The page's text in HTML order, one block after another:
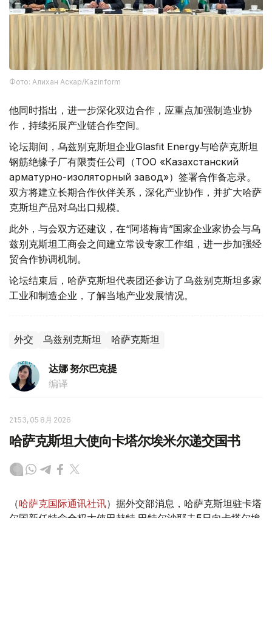
Фото: Алихан Аскар/Kazinform
他同时指出，进一步深化双边合作，应重点加强制造业协
作，持续拓展产业链合作空间。
论坛期间，乌兹别克斯坦企业Glasfit Energy与哈萨克斯坦
钢筋绝缘子厂有限责任公司（ТОО «Казахстанский
арматурно-изоляторный завод»）签署合作备忘录。
双方将建立长期合作伙伴关系，深化产业协作，并扩大哈萨
克斯坦产品对乌出口规模。
此外，与会双方还建议，在“阿塔梅肯”国家企业家协会与乌
兹别克斯坦工商会之间建立常设专家工作组，进一步加强经
贸合作协调机制。
论坛结束后，哈萨克斯坦代表团还参访了乌兹别克斯坦多家
工业和制造企业，了解当地产业发展情况。
外交 乌兹别克斯坦 哈萨克斯坦
达娜 努尔巴克提
编译
21:53, 05 8月 2026
哈萨克斯坦大使向卡塔尔埃米尔递交国书
（哈萨克国际通讯社讯）据外交部消息，哈萨克斯坦驻卡塔
尔国新任特命全权大使巴赫特·巴特尔沙耶夫5日向卡塔尔埃